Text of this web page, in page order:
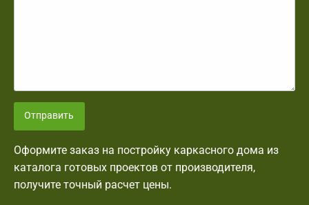
Отправить
Оформите заказ на постройку каркасного дома из
каталога готовых проектов от производителя,
получите точный расчет цены.